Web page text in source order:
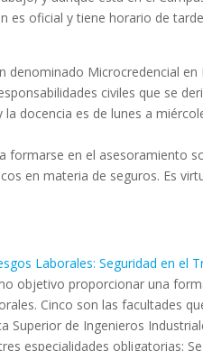
es oficial y tiene horario de
Microcredencial en
civiles que se
docencia es de lunes a
formarse en el asesoramiento
en materia de seguros. Es
Laborales: Seguridad en el
objetivo proporcionar una
Cinco son las facultades
Superior de Ingenieros
especialidades obligatorias: